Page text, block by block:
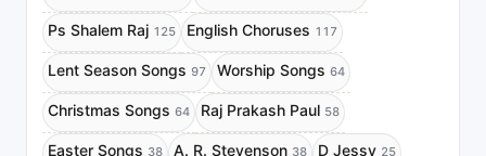
Ps Shalem Raj 125 English Choruses 117
Lent Season Songs 97 Worship Songs 64
Christmas Songs 64 Raj Prakash Paul 58
Easter Songs 38 A. R. Stevenson 38 D Jessy 25